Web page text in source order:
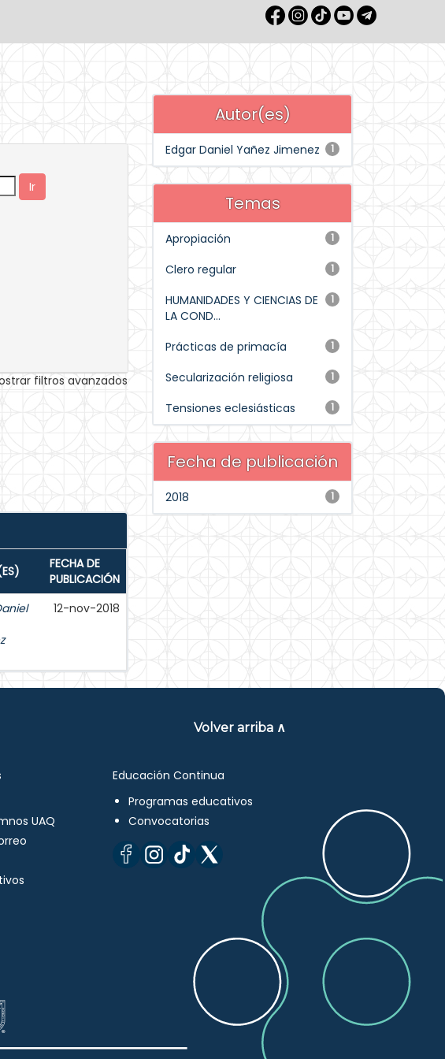
filtros avanzados
FECHA DE
PUBLICACIÓN
12-nov-2018
Autor(es)
1
Edgar Daniel Yañez Jimenez
Temas
1
Apropiación
1
Clero regular
1
HUMANIDADES Y CIENCIAS DE
LA COND...
1
Prácticas de primacía
1
Secularización religiosa
1
Tensiones eclesiásticas
Fecha de publicación
1
2018
Volver arriba ∧
UAQ
Educación Continua
Programas educativos
Convocatorias